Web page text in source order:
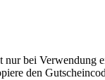
nur bei Verwendung
den